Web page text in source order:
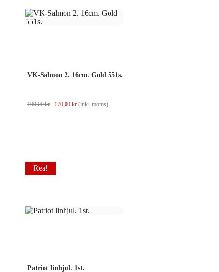
VK-Salmon 2. 16cm. Gold 551s.
199,00kr
Det
170,00 krDet
(inkl. moms)
Rea!
Patriot linhjul. 1st.